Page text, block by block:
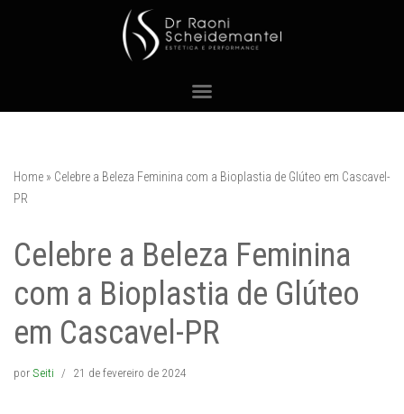
conteúdo
Home » Celebre a Beleza Feminina com a Bioplastia de Glúteo em Cascavel-
PR
Celebre a Beleza Feminina
com a Bioplastia de Glúteo
em Cascavel-PR
porSeiti 21 de fevereiro de 2024